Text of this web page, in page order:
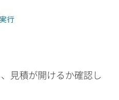
見積が開けるか確認し